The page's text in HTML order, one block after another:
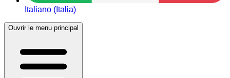
Italiano (Italia)
Ouvrir le menu principal